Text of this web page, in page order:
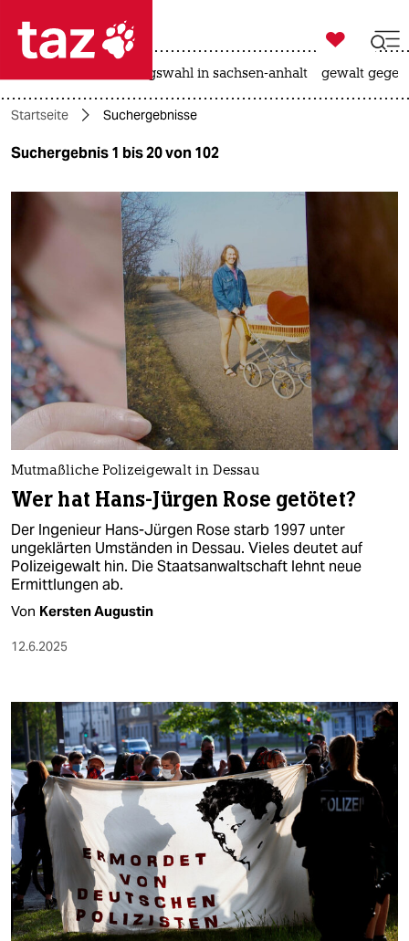
 taz zahl ich
taz zahl ich
themen
politik
öko
gesellschaft
kultur
sport
berlin
nord
wahrheit
verlag
verlag
veranstaltungen
shop
unterstützen
abo
genossenschaft
epaper login

taz zahl ich
landtagswahl in sachsen-anhalt gewalt
Startseite Suchergebnisse
Suchergebnis 1 bis 20 von 102
Mutmaßliche Polizeigewalt in Dessau
Wer hat Hans-Jürgen Rose getötet?
Der Ingenieur Hans-Jürgen Rose starb 1997 unter
ungeklärten Umständen in Dessau. Vieles deutet auf
Polizeigewalt hin. Die Staatsanwaltschaft lehnt neue
Ermittlungen ab.
Von Kersten Augustin
12.6.2025